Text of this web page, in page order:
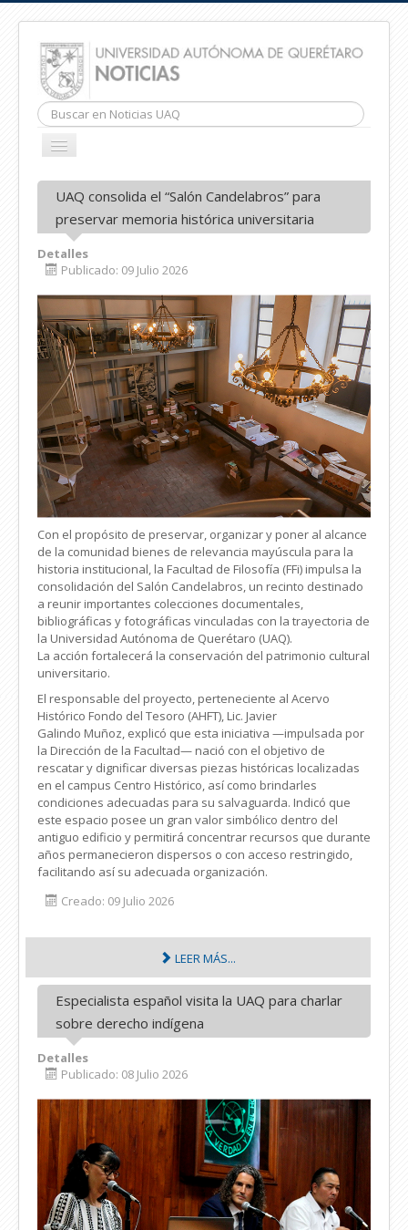
Buscar...
CAMBIAR
INICIO
UAQ consolida el “Salón Candelabros” para
preservar memoria histórica universitaria
Detalles
Publicado: 09 Julio 2026
Con el propósito de preservar, organizar y poner al alcance
de la comunidad bienes de relevancia mayúscula para la
historia institucional, la Facultad de Filosofía (FFi) impulsa la
consolidación del Salón Candelabros, un recinto destinado
a reunir importantes colecciones documentales,
bibliográficas y fotográficas vinculadas con la trayectoria de
la Universidad Autónoma de Querétaro (UAQ).
La acción fortalecerá la conservación del patrimonio cultural
universitario.
El responsable del proyecto, perteneciente al Acervo
Histórico Fondo del Tesoro (AHFT), Lic. Javier
Galindo Muñoz, explicó que esta iniciativa —impulsada por
la Dirección de la Facultad— nació con el objetivo de
rescatar y dignificar diversas piezas históricas localizadas
en el campus Centro Histórico, así como brindarles
condiciones adecuadas para su salvaguarda. Indicó que
este espacio posee un gran valor simbólico dentro del
antiguo edificio y permitirá concentrar recursos que durante
años permanecieron dispersos o con acceso restringido,
facilitando así su adecuada organización.
Creado: 09 Julio 2026
LEER MÁS...
Especialista español visita la UAQ para charlar
sobre derecho indígena
Detalles
Publicado: 08 Julio 2026